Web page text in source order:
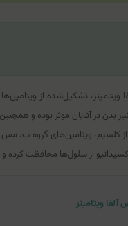
بدن در آقایان موثر بوده و
از سلول‌ها محافظت کرده
ویتامینز